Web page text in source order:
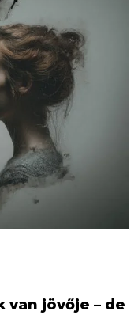
van jövője – de